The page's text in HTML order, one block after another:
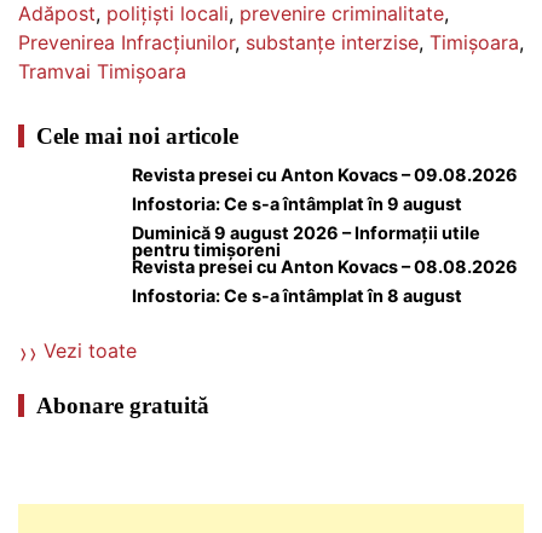
Adăpost, polițiști locali, prevenire criminalitate,
Prevenirea Infracțiunilor, substanțe interzise, Timișoara,
Tramvai Timișoara
Cele mai noi articole
Revista presei cu Anton Kovacs – 09.08.2026
Infostoria: Ce s-a întâmplat în 9 august
Duminică 9 august 2026 – Informații utile
pentru timișoreni
Revista presei cu Anton Kovacs – 08.08.2026
Infostoria: Ce s-a întâmplat în 8 august
Vezi toate
Abonare gratuită